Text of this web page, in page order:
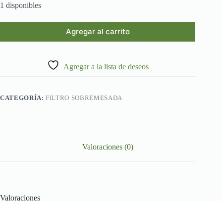
1 disponibles
Agregar al carrito
Agregar a la lista de deseos
CATEGORÍA:FILTRO SOBREMESADA
Valoraciones (0)
Valoraciones